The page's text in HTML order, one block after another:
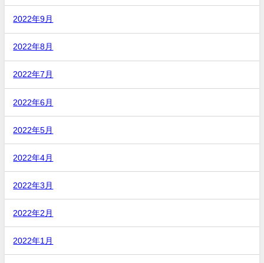
2022年9月
2022年8月
2022年7月
2022年6月
2022年5月
2022年4月
2022年3月
2022年2月
2022年1月